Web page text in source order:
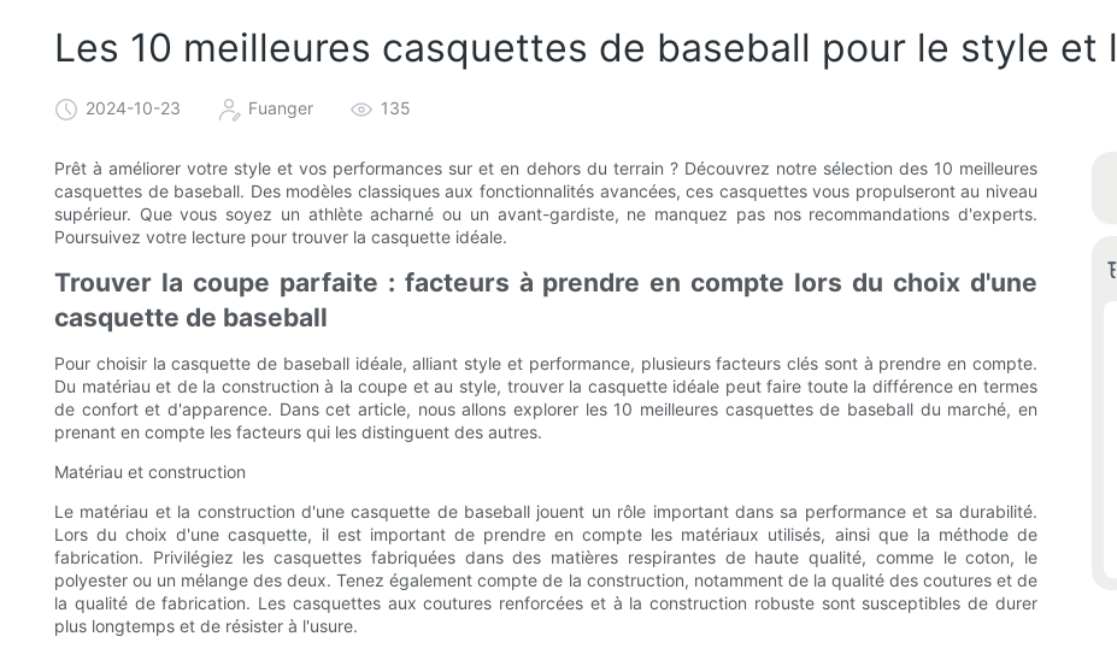
Les 10 meilleures casquettes de baseball pour le style et
2024-10-23 Fuanger 135
Prêt à améliorer votre style et vos performances sur et en dehors du terrain ? Découvrez notre sélection des 10 meilleures
casquettes de baseball. Des modèles classiques aux fonctionnalités avancées, ces casquettes vous propulseront au niveau
supérieur. Que vous soyez un athlète acharné ou un avant-gardiste, ne manquez pas nos recommandations d'experts.
Poursuivez votre lecture pour trouver la casquette idéale.
Trouver la coupe parfaite : facteurs à prendre en compte lors du choix d'une
casquette de baseball
Pour choisir la casquette de baseball idéale, alliant style et performance, plusieurs facteurs clés sont à prendre en compte.
Du matériau et de la construction à la coupe et au style, trouver la casquette idéale peut faire toute la différence en termes
de confort et d'apparence. Dans cet article, nous allons explorer les 10 meilleures casquettes de baseball du marché, en
prenant en compte les facteurs qui les distinguent des autres.
Matériau et construction
Le matériau et la construction d'une casquette de baseball jouent un rôle important dans sa performance et sa durabilité.
Lors du choix d'une casquette, il est important de prendre en compte les matériaux utilisés, ainsi que la méthode de
fabrication. Privilégiez les casquettes fabriquées dans des matières respirantes de haute qualité, comme le coton, le
polyester ou un mélange des deux. Tenez également compte de la construction, notamment de la qualité des coutures et de
la qualité de fabrication. Les casquettes aux coutures renforcées et à la construction robuste sont susceptibles de durer
plus longtemps et de résister à l'usure.